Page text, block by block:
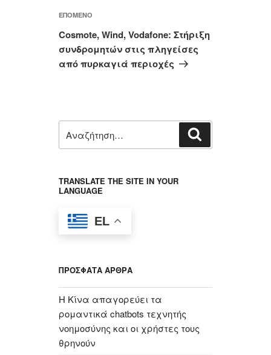
Επόμενο
άρθρο
ΕΠΌΜΕΝΟ
Cosmote, Wind, Vodafone: Στήριξη
συνδρομητών στις πληγείσες
από πυρκαγιά περιοχές
για:
TRANSLATE THE SITE IN YOUR
LANGUAGE
EL
ΠΡΌΣΦΑΤΑ ΆΡΘΡΑ
Η Κίνα απαγορεύει τα
ρομαντικά chatbots τεχνητής
νοημοσύνης και οι χρήστες τους
θρηνούν